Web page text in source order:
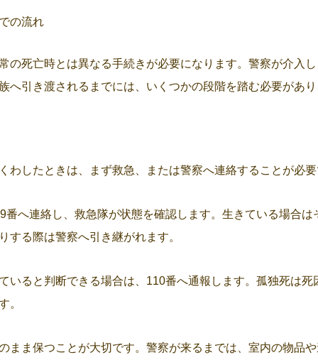
の流れ
の死亡時とは異なる手続きが必要になります。警察が介入
へ引き渡されるまでには、いくつかの段階を踏む必要があ
わしたときは、まず救急、または警察へ連絡することが必
番へ連絡し、救急隊が状態を確認します。生きている場合
する際は警察へ引き継がれます。
いると判断できる場合は、110番へ通報します。孤独死は
。
まま保つことが大切です。警察が来るまでは、室内の物品